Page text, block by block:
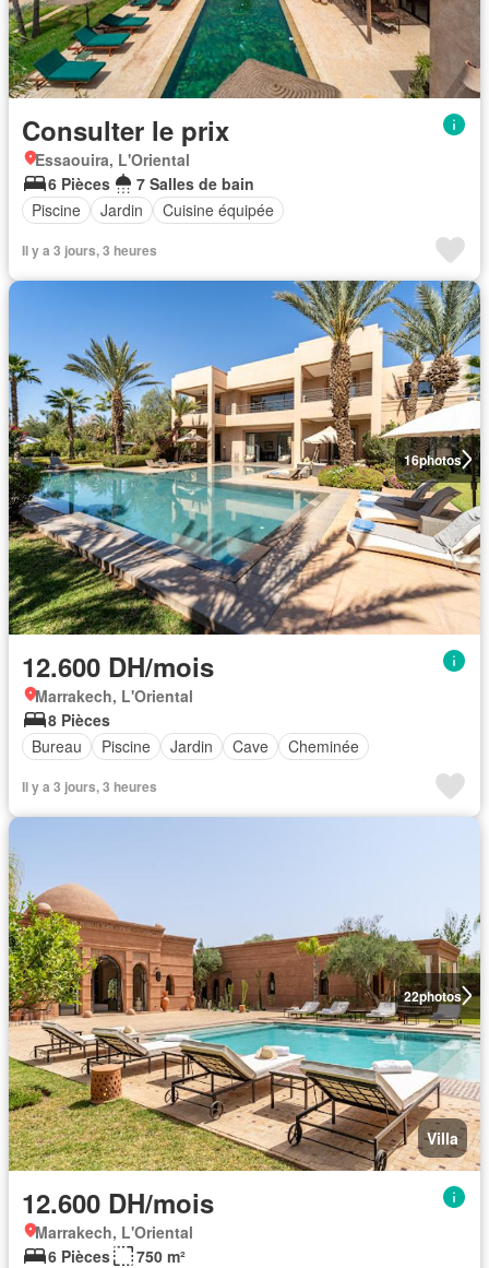
Consulter le prix
Essaouira, L'Oriental
6 Pièces
7 Salles de bain
Piscine
Jardin Cuisine équipée
Il y a 3 jours, 3 heures
16photos
12.600 DH/mois
Marrakech, L'Oriental
8 Pièces
Bureau
Piscine Jardin Cave Cheminée
Il y a 3 jours, 3 heures
22photos
Villa
12.600 DH/mois
Marrakech, L'Oriental
6 Pièces
750 m²